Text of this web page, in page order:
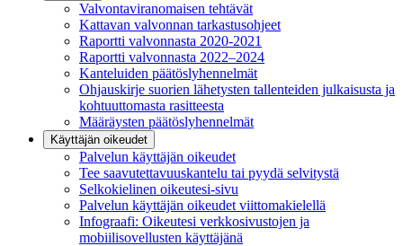
Valvontaviranomaisen tehtävät
Kattavan valvonnan tarkastusohjeet
Raportti valvonnasta 2020-2021
Raportti valvonnasta 2022–2024
Kanteluiden päätöslyhennelmät
Ohjauskirje suorien lähetysten tallenteiden julkaisusta ja
kohtuuttomasta rasitteesta
Määräysten päätöslyhennelmät
Käyttäjän oikeudet
Palvelun käyttäjän oikeudet
Tee saavutettavuuskantelu tai pyydä selvitystä
Selkokielinen oikeutesi-sivu
Palvelun käyttäjän oikeudet viittomakielellä
Infograafi: Oikeutesi verkkosivustojen ja
mobiilisovellusten käyttäjänä